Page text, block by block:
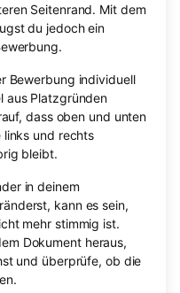
Seitenrand. Mit dem
du jedoch ein
Bewerbung individuell
aus Platzgründen
dass oben und unten
links und rechts
bleibt.
in deinem
kann es sein,
mehr stimmig ist.
Dokument heraus,
und überprüfe, ob die